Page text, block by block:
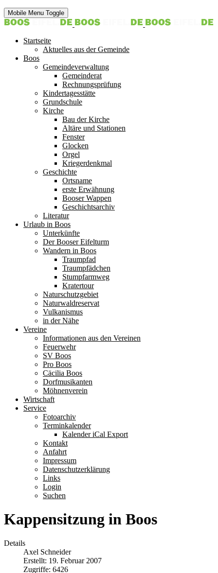
Mobile Menu Toggle
Startseite
Aktuelles aus der Gemeinde
Boos
Gemeindeverwaltung
Gemeinderat
Rechnungsprüfung
Kindertagesstätte
Grundschule
Kirche
Bau der Kirche
Altäre und Stationen
Fenster
Glocken
Orgel
Kriegerdenkmal
Geschichte
Ortsname
erste Erwähnung
Booser Wappen
Geschichtsarchiv
Literatur
Urlaub in Boos
Unterkünfte
Der Booser Eifelturm
Wandern in Boos
Traumpfad
Traumpfädchen
Stumpfarmweg
Kratertour
Naturschutzgebiet
Naturwaldreservat
Vulkanismus
in der Nähe
Vereine
Informationen aus den Vereinen
Feuerwehr
SV Boos
Pro Boos
Cäcilia Boos
Dorfmusikanten
Möhnenverein
Wirtschaft
Service
Fotoarchiv
Terminkalender
Kalender iCal Export
Kontakt
Anfahrt
Impressum
Datenschutzerklärung
Links
Login
Suchen
Kappensitzung in Boos
Details
Axel Schneider
Erstellt: 19. Februar 2007
Zugriffe: 6426